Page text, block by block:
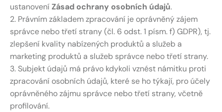
ustanoveníZásad ochrany osobních údajů.
2. Právním základem zpracování je oprávněný zájem
správce nebo třetí strany (čl. 6 odst. 1 písm. f) GDPR), tj.
zlepšení kvality nabízených produktů a služeb a
marketing produktů a služeb správce nebo třetí strany.
3. Subjekt údajů má právo kdykoli vznést námitku proti
zpracování osobních údajů, které se ho týkají, pro účely
oprávněného zájmu správce nebo třetí strany, včetně
profilování.